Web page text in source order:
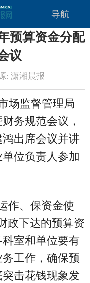
导航
预算资金分配
议
: 潇湘晨报
场监督管理局
务规范会议，
出席会议并讲
位负责人参加
作、保资金使
政下达的预算资
室和单位要有
工作，确保预
击花钱现象发